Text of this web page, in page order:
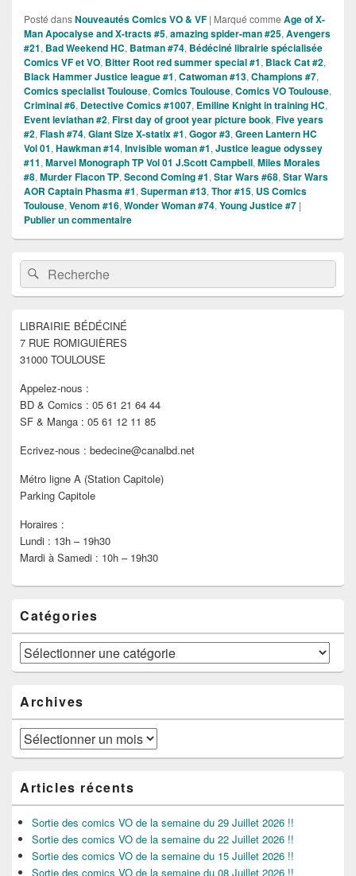
Posté dansNouveautés Comics VO & VF | Marqué comme Age of X-
Man Apocalyse and X-tracts #5, amazing spider-man #25, Avengers
#21, Bad Weekend HC, Batman #74, Bédéciné librairie spécialisée
Comics VF et VO, Bitter Root red summer special #1, Black Cat #2,
Black Hammer Justice league #1, Catwoman #13, Champions #7,
Comics specialist Toulouse, Comics Toulouse, Comics VO Toulouse,
Criminal #6, Detective Comics #1007, Emiline Knight in training HC,
Event leviathan #2, First day of groot year picture book, Five years
#2, Flash #74, Giant Size X-statix #1, Gogor #3, Green Lantern HC
Vol 01, Hawkman #14, Invisible woman #1, Justice league odyssey
#11, Marvel Monograph TP Vol 01 J.Scott Campbell, Miles Morales
#8, Murder Flacon TP, Second Coming #1, Star Wars #68, Star Wars
AOR Captain Phasma #1, Superman #13, Thor #15, US Comics
Toulouse, Venom #16, Wonder Woman #74, Young Justice #7 |
Publier un commentaire
Zone
principale
de
widget
barre
latérale
Recherche :Rechercher
LIBRAIRIE BÉDÉCINÉ
7 RUE ROMIGUIÈRES
31000 TOULOUSE
Appelez-nous :
BD & Comics : 05 61 21 64 44
SF & Manga : 05 61 12 11 85
Ecrivez-nous : bedecine@canalbd.net
Métro ligne A (Station Capitole)
Parking Capitole
Horaires :
Lundi : 13h – 19h30
Mardi à Samedi : 10h – 19h30
Catégories
Catégories
Archives
Archives
Articles récents
Sortie des comics VO de la semaine du 29 Juillet 2026 !!
Sortie des comics VO de la semaine du 22 Juillet 2026 !!
Sortie des comics VO de la semaine du 15 Juillet 2026 !!
Sortie des comics VO de la semaine du 08 Juillet 2026 !!